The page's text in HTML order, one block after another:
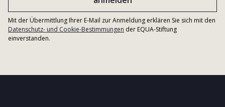
Mit der Übermittlung Ihrer E-Mail zur Anmeldung erklären Sie sich mit den
Datenschutz- und Cookie-Bestimmungen der EQUA-Stiftung
einverstanden.